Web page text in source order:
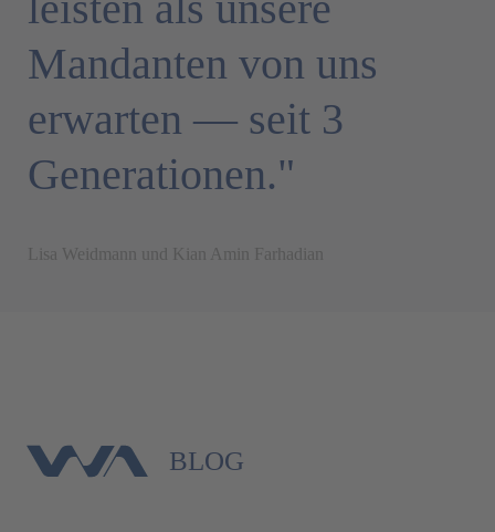
Mandanten von uns
erwarten — seit 3
Generationen."
Lisa Weidmann und Kian Amin Farhadian
BLOG